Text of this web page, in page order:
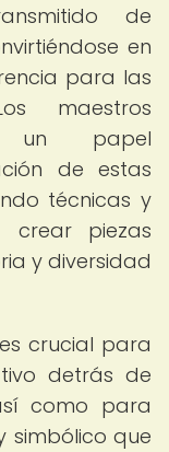
de
en
para las
maestros
un papel
de estas
técnicas y
crear piezas
y diversidad
crucial para
detrás de
como para
simbólico que